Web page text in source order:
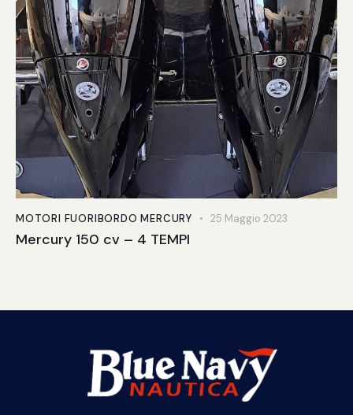
MOTORI FUORIBORDO MERCURY 25 Maggio 2023
Mercury 150 cv – 4 TEMPI